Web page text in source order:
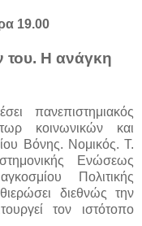
19.00
του. Η ανάγκη
πανεπιστημιακός
κοινωνικών και
Βόνης. Νομικός. Τ.
Ενώσεως
Πολιτικής
διεθνώς την
τον ιστότοπο